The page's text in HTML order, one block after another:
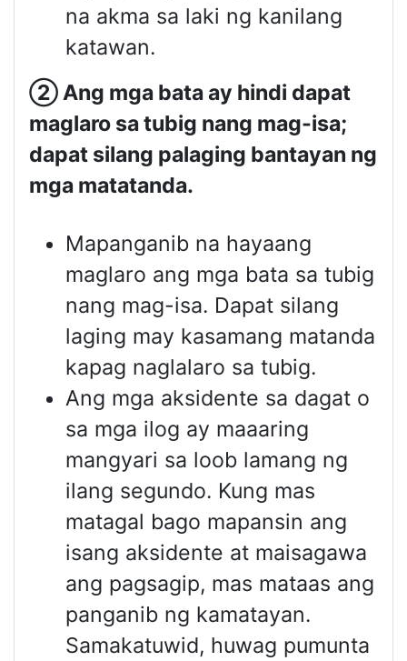
na akma sa laki ng kanilang
katawan.
②Ang mga bata ay hindi dapat
maglaro sa tubig nang mag-isa;
dapat silang palaging bantayan ng
mga matatanda.
Mapanganib na hayaang
maglaro ang mga bata sa tubig
nang mag-isa. Dapat silang
laging may kasamang matanda
kapag naglalaro sa tubig.
Ang mga aksidente sa dagat o
sa mga ilog ay maaaring
mangyari sa loob lamang ng
ilang segundo. Kung mas
matagal bago mapansin ang
isang aksidente at maisagawa
ang pagsagip, mas mataas ang
panganib ng kamatayan.
Samakatuwid, huwag pumunta